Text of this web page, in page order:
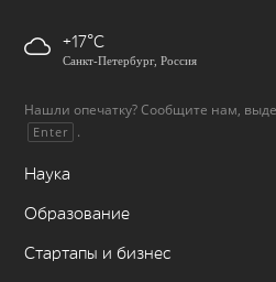
+17
Санкт-Петербург, Россия
Нашли опечатку? Сообщите нам,
Enter .
Наука
Образование
Стартапы и бизнес